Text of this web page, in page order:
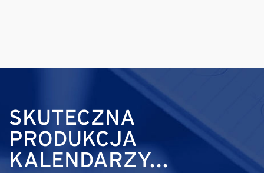
SKUTECZNA
PRODUKCJA
KALENDARZY...